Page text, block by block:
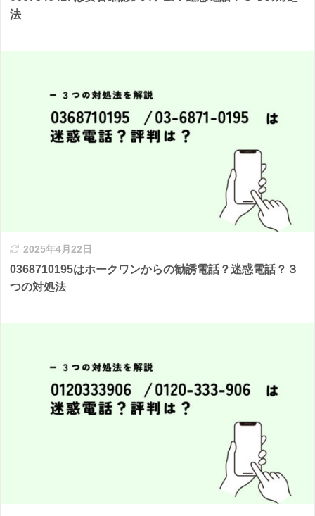
法
2025年4月22日
0368710195はホークワンからの勧誘電話？迷惑電話？３
つの対処法